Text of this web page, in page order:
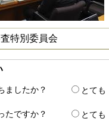
特別委員会
ましたか？ とても
たですか？
とても